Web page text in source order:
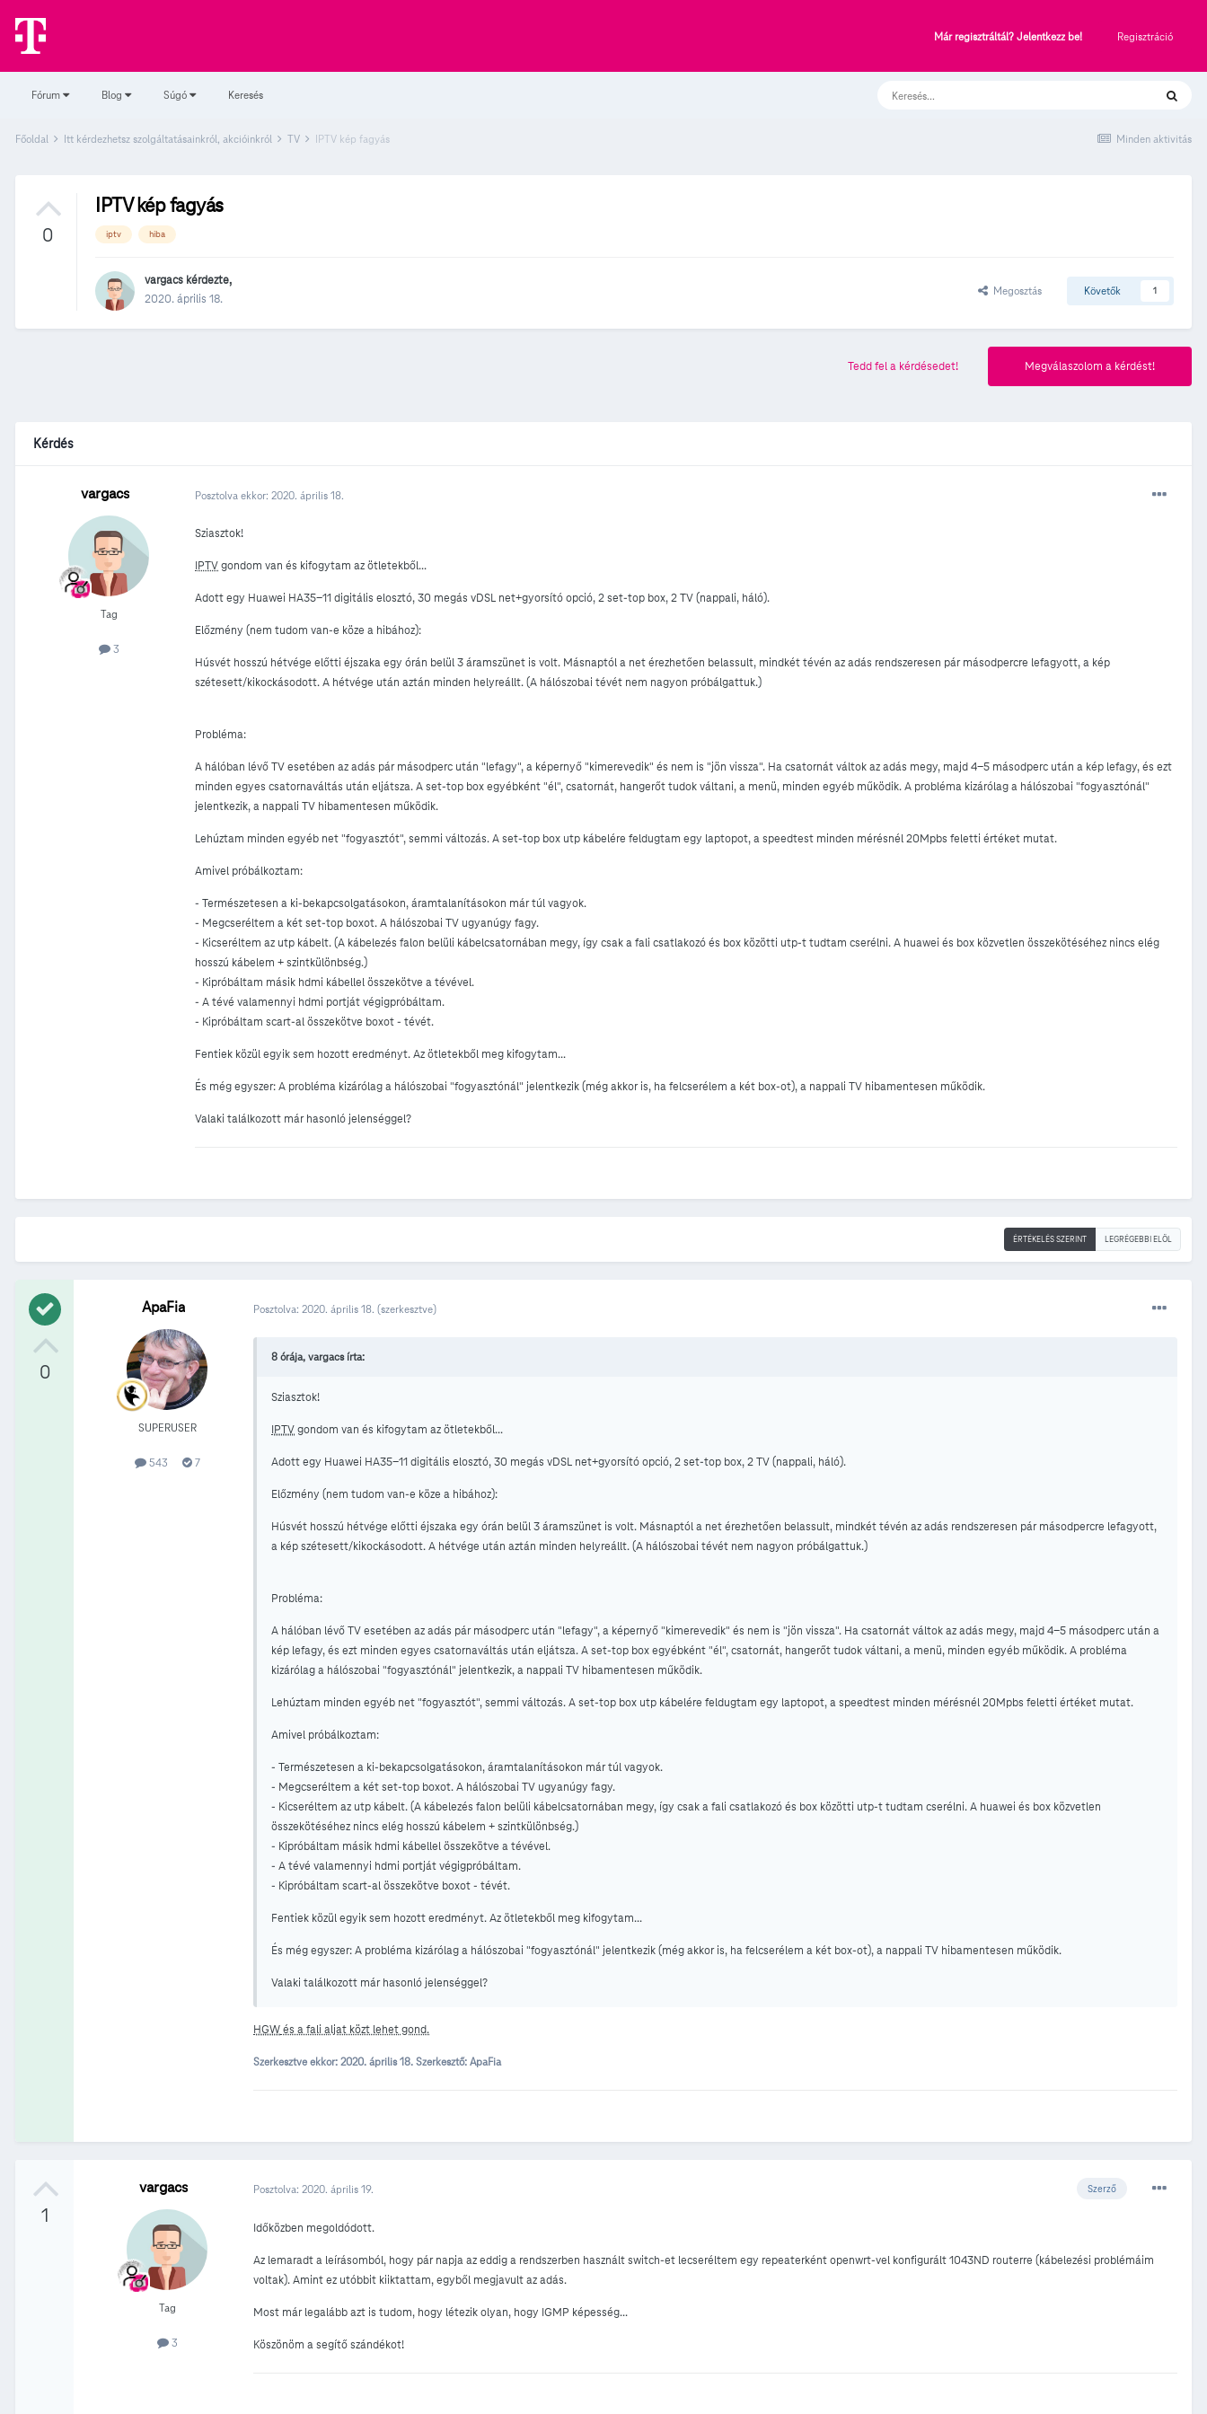
Már regisztráltál? Jelentkezz be! Regisztráció
Fórum Blog Súgó Keresés
Minden aktivitás
Főoldal Itt kérdezhetsz szolgáltatásainkról, akcióinkról TV IPTV kép fagyás
0
IPTV kép fagyás
iptv hiba
vargacs kérdezte,
2020. április 18.
Megosztás Követők 1
Megválaszolom a kérdést!
Tedd fel a kérdésedet!
Kérdés
vargacs
Tag
3
Posztolva ekkor: 2020. április 18.
Sziasztok!
IPTVgondom van és kifogytam az ötletekből...
Adott egy Huawei HA35-11 digitális elosztó, 30 megás vDSL net+gyorsító opció, 2 set-top box, 2 TV (nappali, háló).
Előzmény (nem tudom van-e köze a hibához):
Húsvét hosszú hétvége előtti éjszaka egy órán belül 3 áramszünet is volt. Másnaptól a net érezhetően belassult, mindkét tévén az adás rendszeresen pár másodpercre lefagyott, a kép
szétesett/kikockásodott. A hétvége után aztán minden helyreállt. (A hálószobai tévét nem nagyon próbálgattuk.)
Probléma:
A hálóban lévő TV esetében az adás pár másodperc után "lefagy", a képernyő "kimerevedik" és nem is "jön vissza". Ha csatornát váltok az adás megy, majd 4-5 másodperc után a kép lefagy, és ezt
minden egyes csatornaváltás után eljátsza. A set-top box egyébként "él", csatornát, hangerőt tudok váltani, a menü, minden egyéb működik. A probléma kizárólag a hálószobai "fogyasztónál"
jelentkezik, a nappali TV hibamentesen működik.
Lehúztam minden egyéb net "fogyasztót", semmi változás. A set-top box utp kábelére feldugtam egy laptopot, a speedtest minden mérésnél 20Mpbs feletti értéket mutat.
Amivel próbálkoztam:
- Természetesen a ki-bekapcsolgatásokon, áramtalanításokon már túl vagyok.
- Megcseréltem a két set-top boxot. A hálószobai TV ugyanúgy fagy.
- Kicseréltem az utp kábelt. (A kábelezés falon belüli kábelcsatornában megy, így csak a fali csatlakozó és box közötti utp-t tudtam cserélni. A huawei és box közvetlen összekötéséhez nincs elég
hosszú kábelem + szintkülönbség.)
- Kipróbáltam másik hdmi kábellel összekötve a tévével.
- A tévé valamennyi hdmi portját végigpróbáltam.
- Kipróbáltam scart-al összekötve boxot - tévét.
Fentiek közül egyik sem hozott eredményt. Az ötletekből meg kifogytam...
És még egyszer: A probléma kizárólag a hálószobai "fogyasztónál" jelentkezik (még akkor is, ha felcserélem a két box-ot), a nappali TV hibamentesen működik.
Valaki találkozott már hasonló jelenséggel?
ÉRTÉKELÉS SZERINT LEGRÉGEBBI ELÖL
0
ApaFia
SUPERUSER
543 7
Posztolva: 2020. április 18. (szerkesztve)
8 órája, vargacs írta:
Sziasztok!
IPTVgondom van és kifogytam az ötletekből...
Adott egy Huawei HA35-11 digitális elosztó, 30 megás vDSL net+gyorsító opció, 2 set-top box, 2 TV (nappali, háló).
Előzmény (nem tudom van-e köze a hibához):
Húsvét hosszú hétvége előtti éjszaka egy órán belül 3 áramszünet is volt. Másnaptól a net érezhetően belassult, mindkét tévén az adás rendszeresen pár másodpercre lefagyott,
a kép szétesett/kikockásodott. A hétvége után aztán minden helyreállt. (A hálószobai tévét nem nagyon próbálgattuk.)
Probléma:
A hálóban lévő TV esetében az adás pár másodperc után "lefagy", a képernyő "kimerevedik" és nem is "jön vissza". Ha csatornát váltok az adás megy, majd 4-5 másodperc után a
kép lefagy, és ezt minden egyes csatornaváltás után eljátsza. A set-top box egyébként "él", csatornát, hangerőt tudok váltani, a menü, minden egyéb működik. A probléma
kizárólag a hálószobai "fogyasztónál" jelentkezik, a nappali TV hibamentesen működik.
Lehúztam minden egyéb net "fogyasztót", semmi változás. A set-top box utp kábelére feldugtam egy laptopot, a speedtest minden mérésnél 20Mpbs feletti értéket mutat.
Amivel próbálkoztam:
- Természetesen a ki-bekapcsolgatásokon, áramtalanításokon már túl vagyok.
- Megcseréltem a két set-top boxot. A hálószobai TV ugyanúgy fagy.
- Kicseréltem az utp kábelt. (A kábelezés falon belüli kábelcsatornában megy, így csak a fali csatlakozó és box közötti utp-t tudtam cserélni. A huawei és box közvetlen
összekötéséhez nincs elég hosszú kábelem + szintkülönbség.)
- Kipróbáltam másik hdmi kábellel összekötve a tévével.
- A tévé valamennyi hdmi portját végigpróbáltam.
- Kipróbáltam scart-al összekötve boxot - tévét.
Fentiek közül egyik sem hozott eredményt. Az ötletekből meg kifogytam...
És még egyszer: A probléma kizárólag a hálószobai "fogyasztónál" jelentkezik (még akkor is, ha felcserélem a két box-ot), a nappali TV hibamentesen működik.
Valaki találkozott már hasonló jelenséggel?
HGWés a fali aljat közt lehet gond.
Szerkesztve ekkor: 2020. április 18. Szerkesztő: ApaFia
1
vargacs
Tag
3
Szerző
Posztolva: 2020. április 19.
Időközben megoldódott.
Az lemaradt a leírásomból, hogy pár napja az eddig a rendszerben használt switch-et lecseréltem egy repeaterként openwrt-vel konfigurált 1043ND routerre (kábelezési problémáim
voltak). Amint ez utóbbit kiiktattam, egyből megjavult az adás.
Most már legalább azt is tudom, hogy létezik olyan, hogy IGMP képesség...
Köszönöm a segítő szándékot!